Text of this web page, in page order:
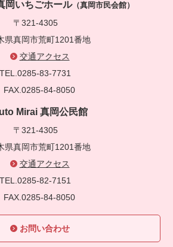
岡いちごホール（真岡市民会館）
〒321-4305
県真岡市荒町1201番地
交通アクセス
TEL.0285-83-7731
FAX.0285-84-8050
Mirai 真岡公民館
〒321-4305
県真岡市荒町1201番地
交通アクセス
TEL.0285-82-7151
FAX.0285-84-8050
お問い合わせ